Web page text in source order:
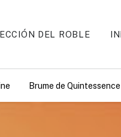
DEL ROBLE
Brume de Quintessence